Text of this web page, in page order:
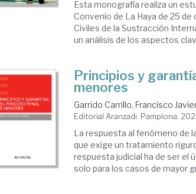
Esta monografía realiza un
Convenio de La Haya de 25
Civiles de la Sustracción
un análisis de los aspectos
Principios y
menores
Garrido Carrillo, Francisco
Editorial Aranzadi. Pamplona,
La respuesta al fenómeno de
que exige un tratamiento
respuesta judicial ha de ser el
solo para los casos de mayor